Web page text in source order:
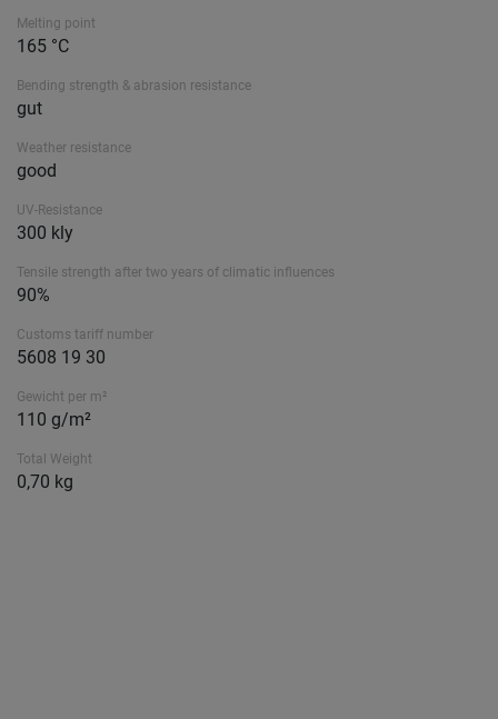
Melting point
165 °C
Bending strength & abrasion resistance
gut
Weather resistance
good
UV-Resistance
300 kly
Tensile strength after two years of climatic influences
90%
Customs tariff number
5608 19 30
Gewicht per m²
110 g/m²
Total Weight
0,70 kg